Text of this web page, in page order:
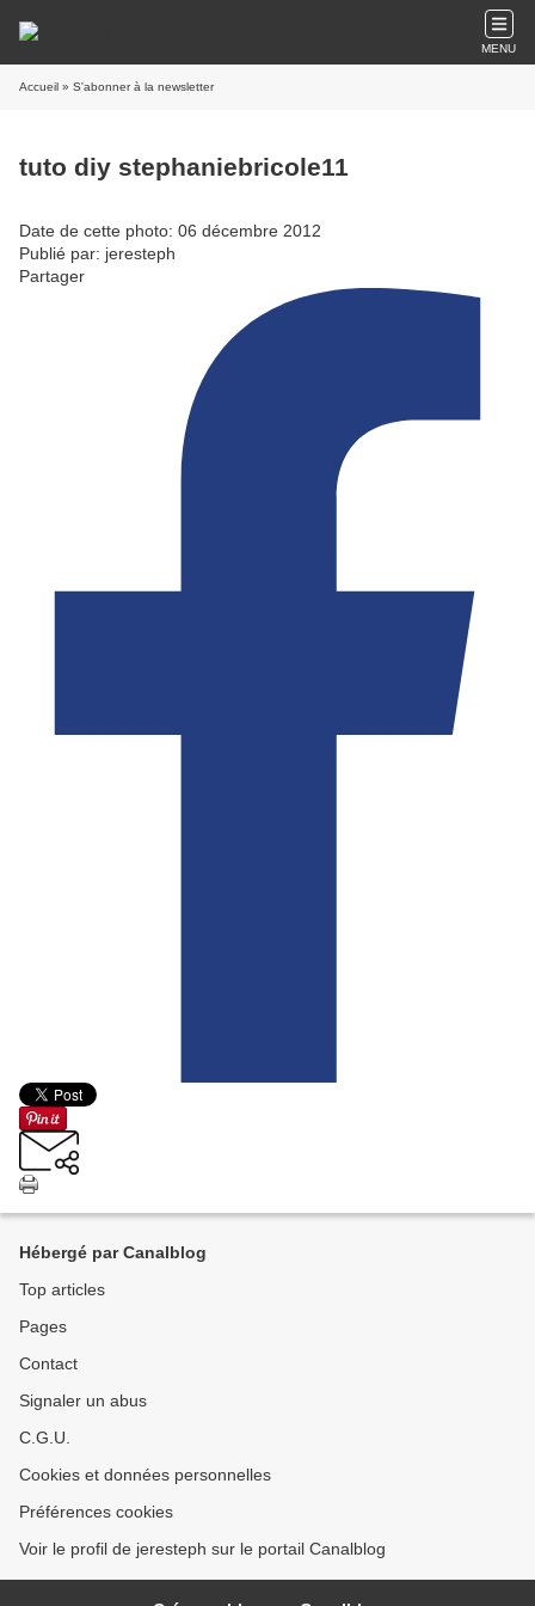
MENU
Accueil » S'abonner à la newsletter
tuto diy stephaniebricole11
Date de cette photo: 06 décembre 2012
Publié par: jeresteph
Partager
Hébergé par Canalblog
Top articles
Pages
Contact
Signaler un abus
C.G.U.
Cookies et données personnelles
Préférences cookies
Voir le profil de jeresteph sur le portail Canalblog